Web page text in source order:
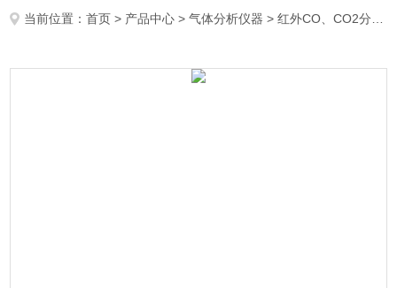
当前位置：首页 > 产品中心 >气体分析仪器 >红外CO、CO2分析仪